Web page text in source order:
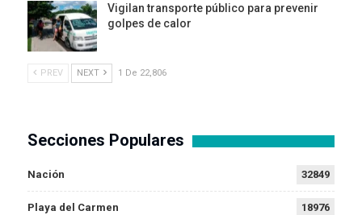
Vigilan transporte público para prevenir
golpes de calor
PREV NEXT 1 De 22,806
Secciones Populares
Nación 32849
Playa del Carmen 18976